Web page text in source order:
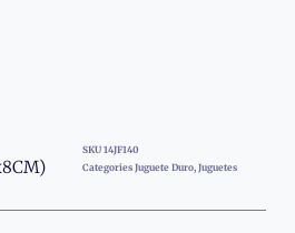
SKU 14JF140
Categories Juguete Duro, Juguetes